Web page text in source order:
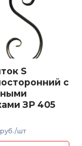
S
с
ЗР 405
руб./шт